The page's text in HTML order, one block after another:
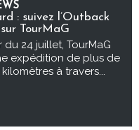
: suivez l’Outback
TourMaG
du 24 juillet, TourMaG
expédition de plus de
à travers...